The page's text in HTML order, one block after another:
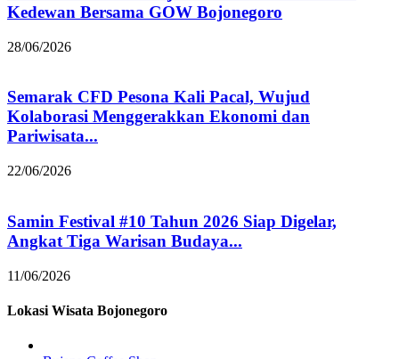
Kedewan Bersama GOW Bojonegoro
28/06/2026
Semarak CFD Pesona Kali Pacal, Wujud
Kolaborasi Menggerakkan Ekonomi dan
Pariwisata...
22/06/2026
Samin Festival #10 Tahun 2026 Siap Digelar,
Angkat Tiga Warisan Budaya...
11/06/2026
Lokasi Wisata Bojonegoro